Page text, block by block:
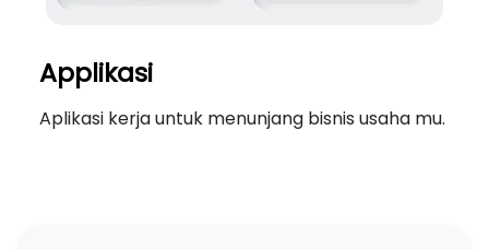
Applikasi
Aplikasi kerja untuk menunjang bisnis usaha mu.